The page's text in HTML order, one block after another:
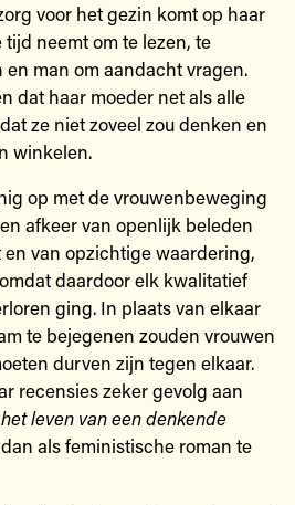
voor het gezin komt op haar
neemt om te lezen, te
man om aandacht vragen.
dat haar moeder net als alle
ze niet zoveel zou denken en
winkelen.
op met de vrouwenbeweging
afkeer van openlijk beleden
van opzichtige waardering,
daardoor elk kwalitatief
ging. In plaats van elkaar
te bejegenen zouden vrouwen
durven zijn tegen elkaar.
recensies zeker gevolg aan
leven van een denkende
als feministische roman te